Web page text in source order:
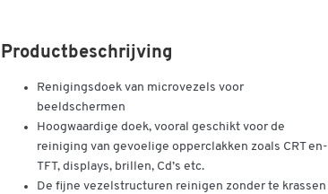
Productbeschrijving
Renigingsdoek van microvezels voor
beeldschermen
Hoogwaardige doek, vooral geschikt voor de
reiniging van gevoelige opperclakken zoals CRT en-
TFT, displays, brillen, Cd’s etc.
De fijne vezelstructuren reinigen zonder te krassen